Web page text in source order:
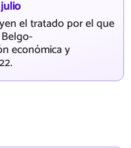
el tratado por el que
económica y